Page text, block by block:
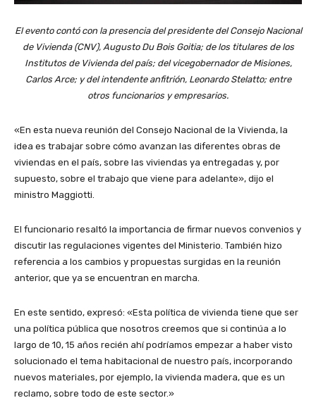
El evento contó con la presencia del presidente del Consejo Nacional
de Vivienda (CNV), Augusto Du Bois Goitia; de los titulares de los
Institutos de Vivienda del país; del vicegobernador de Misiones,
Carlos Arce; y del intendente anfitrión, Leonardo Stelatto; entre
otros funcionarios y empresarios.
«En esta nueva reunión del Consejo Nacional de la Vivienda, la
idea es trabajar sobre cómo avanzan las diferentes obras de
viviendas en el país, sobre las viviendas ya entregadas y, por
supuesto, sobre el trabajo que viene para adelante», dijo el
ministro Maggiotti.
El funcionario resaltó la importancia de firmar nuevos convenios y
discutir las regulaciones vigentes del Ministerio. También hizo
referencia a los cambios y propuestas surgidas en la reunión
anterior, que ya se encuentran en marcha.
En este sentido, expresó: «Esta política de vivienda tiene que ser
una política pública que nosotros creemos que si continúa a lo
largo de 10, 15 años recién ahí podríamos empezar a haber visto
solucionado el tema habitacional de nuestro país, incorporando
nuevos materiales, por ejemplo, la vivienda madera, que es un
reclamo, sobre todo de este sector.»